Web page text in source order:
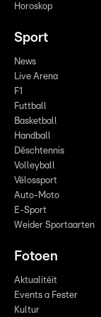
Horoskop
Sport
News
Live Arena
F1
Futtball
Basketball
Handball
Dëschtennis
Volleyball
Vëlossport
Auto-Moto
E-Sport
Weider Sportaarten
Fotoen
Aktualitéit
Events a Fester
Kultur